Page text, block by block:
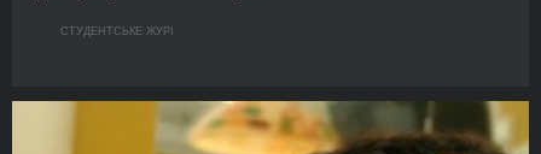
СТУДЕНТСЬКЕ ЖУРІ